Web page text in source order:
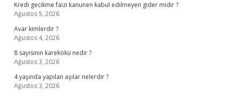
Kredi gecikme faizi kanunen kabul edilmeyen gider midir ?
Ağustos 5, 2026
Avar kimlerdir ?
Ağustos 4, 2026
8 sayısının karekökü nedir ?
Ağustos 3, 2026
4 yaşında yapılan aşılar nelerdir ?
Ağustos 3, 2026